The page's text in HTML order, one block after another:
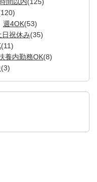
週4OK(53)
日祝休み(35)
(11)
養内勤務OK(8)
(3)